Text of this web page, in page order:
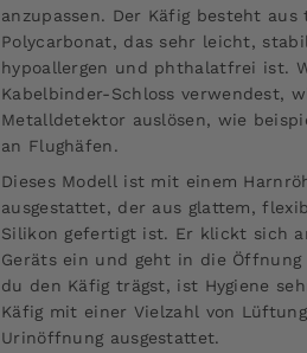
anzupassen. Der Käfig besteht aus
Polycarbonat, das sehr leicht,
hypoallergen und phthalatfrei ist.
Kabelbinder-Schloss verwendest,
Metalldetektor auslösen, wie
an Flughäfen.
Dieses Modell ist mit einem
ausgestattet, der aus glattem,
Silikon gefertigt ist. Er klickt sich
Geräts ein und geht in die Öffnung
du den Käfig trägst, ist Hygiene
Käfig mit einer Vielzahl von
Urinöffnung ausgestattet.